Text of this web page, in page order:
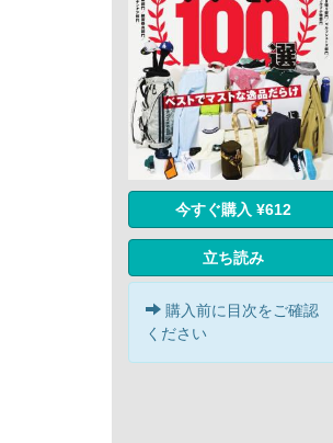
今すぐ購入 ¥612
立ち読み
購入前に目次をご確認
ください